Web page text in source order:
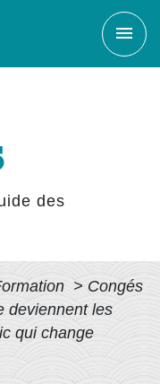
menu
des
> Congés
deviennent les
qui change